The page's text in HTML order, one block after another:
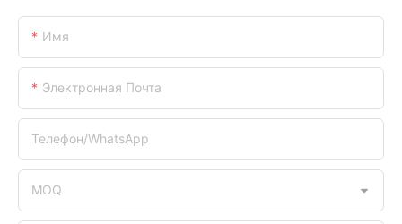
Имя
Электронная Почта
Телефон/WhatsApp
MOQ